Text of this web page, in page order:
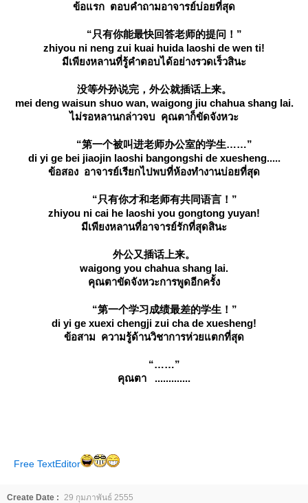
ข้อแรก ตอบคำถามอาจารย์บ่อยที่สุด
“只有你能最快回答老师的提问！”
zhiyou ni neng zui kuai huida laoshi de wen ti!
มีเพียงหลานที่รู้คำตอบได้อย่างรวดเร็วสินะ
没等外孙说完，外公就插话上来。
mei deng waisun shuo wan, waigong jiu chahua shang lai.
ไม่รอหลานกล่าวจบ คุณตาก็ขัดจังหวะ
“第一个被叫进老师办公室的学生……”
di yi ge bei jiaojin laoshi bangongshi de xuesheng.....
ข้อสอง อาจารย์เรียกไปพบที่ห้องทำงานบ่อยที่สุด
“只有你才和老师有共同语言！”
zhiyou ni cai he laoshi you gongtong yuyan!
มีเพียงหลานที่อาจารย์รักที่สุดสินะ
外公又插话上来。
waigong you chahua shang lai.
คุณตาขัดจังหวะการพูดอีกครั้ง
“第一个学习成绩最差的学生！”
di yi ge xuexi chengji zui cha de xuesheng!
ข้อสาม ความรู้ด้านวิชาการห่วยแตกที่สุด
“……”
คุณตา .............
Free TextEditor
Create Date : 29 กุมภาพันธ์ 2555